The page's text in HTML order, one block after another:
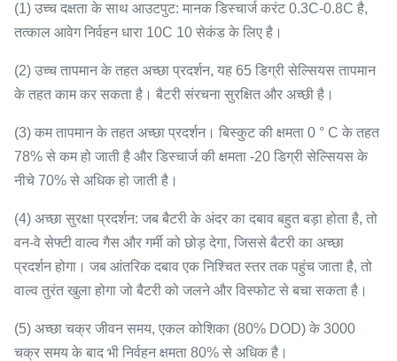
(1) उच्च दक्षता के साथ आउटपुट: मानक डिस्चार्ज करंट 0.3C-0.8C है,
तत्काल आवेग निर्वहन धारा 10C 10 सेकंड के लिए है।
(2) उच्च तापमान के तहत अच्छा प्रदर्शन, यह 65 डिग्री सेल्सियस तापमान
के तहत काम कर सकता है। बैटरी संरचना सुरक्षित और अच्छी है।
(3) कम तापमान के तहत अच्छा प्रदर्शन। बिस्कुट की क्षमता 0 ° C के तहत
78% से कम हो जाती है और डिस्चार्ज की क्षमता -20 डिग्री सेल्सियस के
नीचे 70% से अधिक हो जाती है।
(4) अच्छा सुरक्षा प्रदर्शन: जब बैटरी के अंदर का दबाव बहुत बड़ा होता है, तो
वन-वे सेफ्टी वाल्व गैस और गर्मी को छोड़ देगा, जिससे बैटरी का अच्छा
प्रदर्शन होगा। जब आंतरिक दबाव एक निश्चित स्तर तक पहुंच जाता है, तो
वाल्व तुरंत खुला होगा जो बैटरी को जलने और विस्फोट से बचा सकता है।
(5) अच्छा चक्र जीवन समय, एकल कोशिका (80% DOD) के 3000
चक्र समय के बाद भी निर्वहन क्षमता 80% से अधिक है।